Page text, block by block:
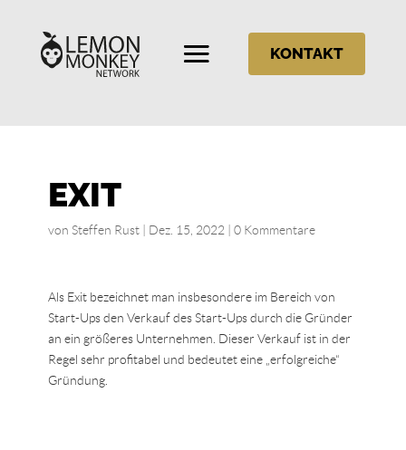
KONTAKT
EXIT
von Steffen Rust| Dez. 15, 2022 0 Kommentare
Als Exit bezeichnet man insbesondere im Bereich von
Start-Ups den Verkauf des Start-Ups durch die Gründer
an ein größeres Unternehmen. Dieser Verkauf ist in der
Regel sehr profitabel und bedeutet eine „erfolgreiche“
Gründung.